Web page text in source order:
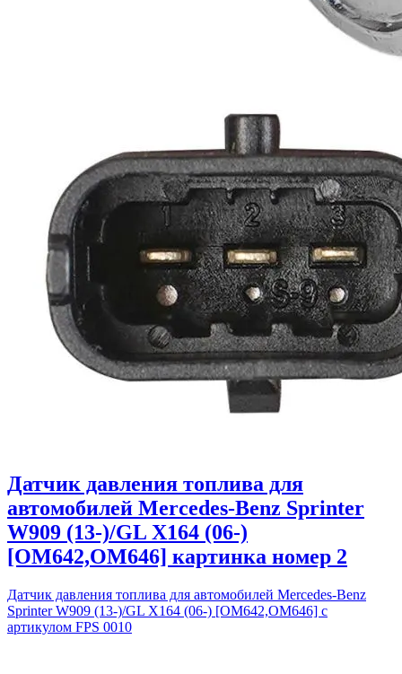
Датчик давления топлива для
автомобилей Mercedes-Benz Sprinter
W909 (13-)/GL X164 (06-)
[OM642,OM646] картинка номер 2
Датчик давления топлива для автомобилей Mercedes-Benz
Sprinter W909 (13-)/GL X164 (06-) [OM642,OM646] с
артикулом FPS 0010